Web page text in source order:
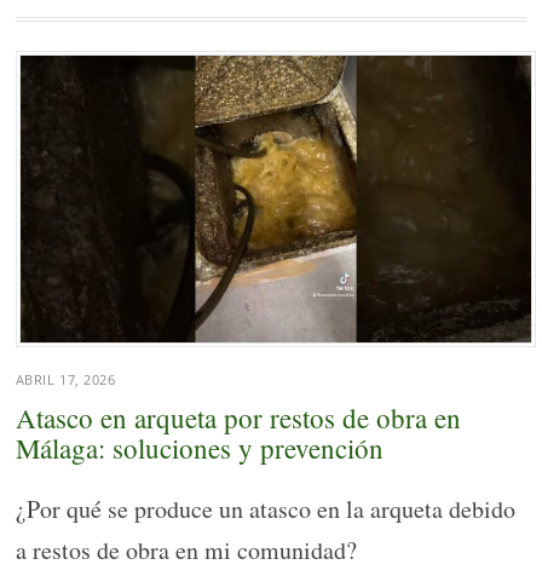
ABRIL 17, 2026
Atasco en arqueta por restos de obra en
Málaga: soluciones y prevención
¿Por qué se produce un atasco en la arqueta debido
a restos de obra en mi comunidad?